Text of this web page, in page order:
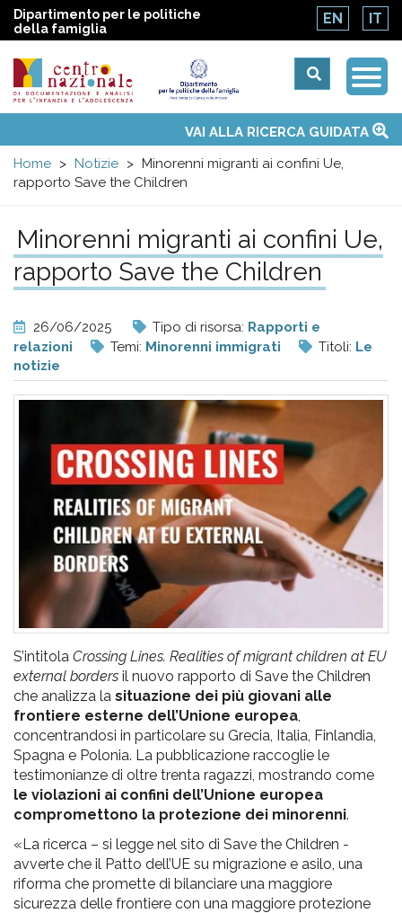
Dipartimento per le politiche
della famiglia
EN IT
Centro
nazionale
di
Documentazione
e
analisi
pr
l'infanzia
l'adolescenza
menu
Temi
Attività
Convenzione ONUVAI ALLA RICERCA GUIDATA
Home
Notizie
Minorenni migranti ai confini Ue,
rapporto Save the Children
Minorenni migranti ai confini Ue,
rapporto Save the Children
26/06/2025 Tipo di risorsa: Rapporti e
relazioni
Temi: Minorenni immigrati Titoli: Le
notizie
S’intitola Crossing Lines. Realities of migrant children at EU
external borders il nuovo rapporto di Save the Children
che analizza la situazione dei più giovani alle
frontiere esterne dell’Unione europea
concentrandosi in particolare su Grecia, Italia, Finlandia,
Spagna e Polonia. La pubblicazione raccoglie le
testimonianze di oltre trenta ragazzi, mostrando come
le violazioni ai confini dell’Unione europea
compromettono la protezione dei minorenni.
«La ricerca – si legge nel sito di Save the Children -
avverte che il Patto dell’UE su migrazione e asilo, una
riforma che promette di bilanciare una maggiore
sicurezza delle frontiere con una maggiore protezione